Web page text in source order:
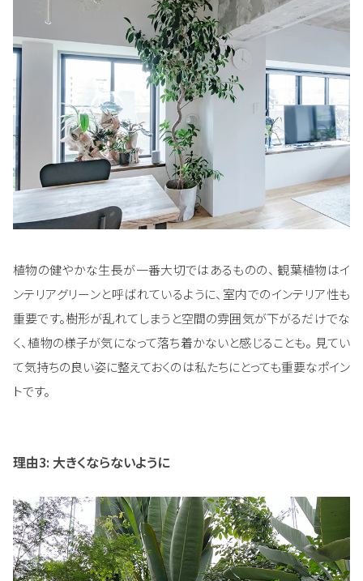
植物の健やかな生長が一番大切ではあるものの、 観葉植物はイ
ンテリアグリーンと呼ばれているように、室内でのインテリア性も
重要です。樹形が乱れてしまうと空間の雰囲気が下がるだけでな
く、植物の様子が気になって落ち着かないと感じることも。 見てい
て気持ちの良い姿に整えておくのは私たちにとっても重要なポイン
トです。
理由3: 大きくならないように